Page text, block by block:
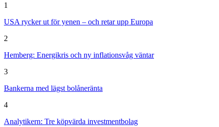
1
USA rycker ut för yenen – och retar upp Europa
2
Hemberg: Energikris och ny inflationsvåg väntar
3
Bankerna med lägst bolåneränta
4
Analytikern: Tre köpvärda investmentbolag